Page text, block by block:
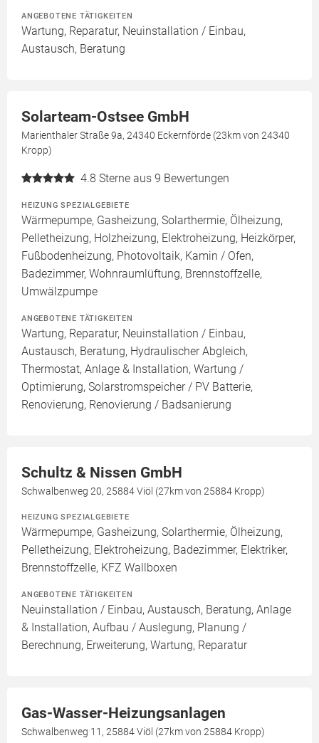
ANGEBOTENE TÄTIGKEITEN
Wartung, Reparatur, Neuinstallation / Einbau,
Austausch, Beratung
Solarteam-Ostsee GmbH
Marienthaler Straße 9a, 24340 Eckernförde (23km von 24340
Kropp)
4.8 Sterne aus 9 Bewertungen
HEIZUNG SPEZIALGEBIETE
Wärmepumpe, Gasheizung, Solarthermie, Ölheizung,
Pelletheizung, Holzheizung, Elektroheizung, Heizkörper,
Fußbodenheizung, Photovoltaik, Kamin / Ofen,
Badezimmer, Wohnraumlüftung, Brennstoffzelle,
Umwälzpumpe
ANGEBOTENE TÄTIGKEITEN
Wartung, Reparatur, Neuinstallation / Einbau,
Austausch, Beratung, Hydraulischer Abgleich,
Thermostat, Anlage & Installation, Wartung /
Optimierung, Solarstromspeicher / PV Batterie,
Renovierung, Renovierung / Badsanierung
Schultz & Nissen GmbH
Schwalbenweg 20, 25884 Viöl (27km von 25884 Kropp)
HEIZUNG SPEZIALGEBIETE
Wärmepumpe, Gasheizung, Solarthermie, Ölheizung,
Pelletheizung, Elektroheizung, Badezimmer, Elektriker,
Brennstoffzelle, KFZ Wallboxen
ANGEBOTENE TÄTIGKEITEN
Neuinstallation / Einbau, Austausch, Beratung, Anlage
& Installation, Aufbau / Auslegung, Planung /
Berechnung, Erweiterung, Wartung, Reparatur
Gas-Wasser-Heizungsanlagen
Schwalbenweg 11, 25884 Viöl (27km von 25884 Kropp)